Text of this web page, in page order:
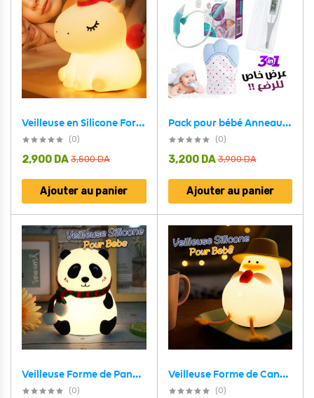
Veilleuse en Silicone Forme Unicorne pour Chambre d’enfant Rechargeable
(0)
3,500DA
2,900 DA
Ajouter au panier
Pack pour bébé Anneau de dentition en Silicone ,Thermo-mètre et Mouche Bébé
(0)
3,900DA
3,200 DA
Ajouter au panier
Veilleuse Forme de Panda Silicone Rechargeable Pour Bébé
(0)
Veilleuse Forme de Canard Silicone Rechargeable Pour Bébé ZH118
(0)